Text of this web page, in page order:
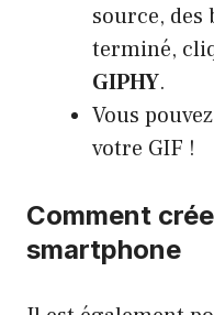
source, des
terminé,
GIPHY.
Vous
votre GIF !
Comment
smartphone